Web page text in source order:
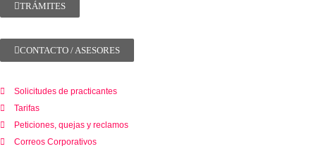
TRÁMITES
CONTACTO / ASESORES
Solicitudes de practicantes
Tarifas
Peticiones, quejas y reclamos
Correos Corporativos